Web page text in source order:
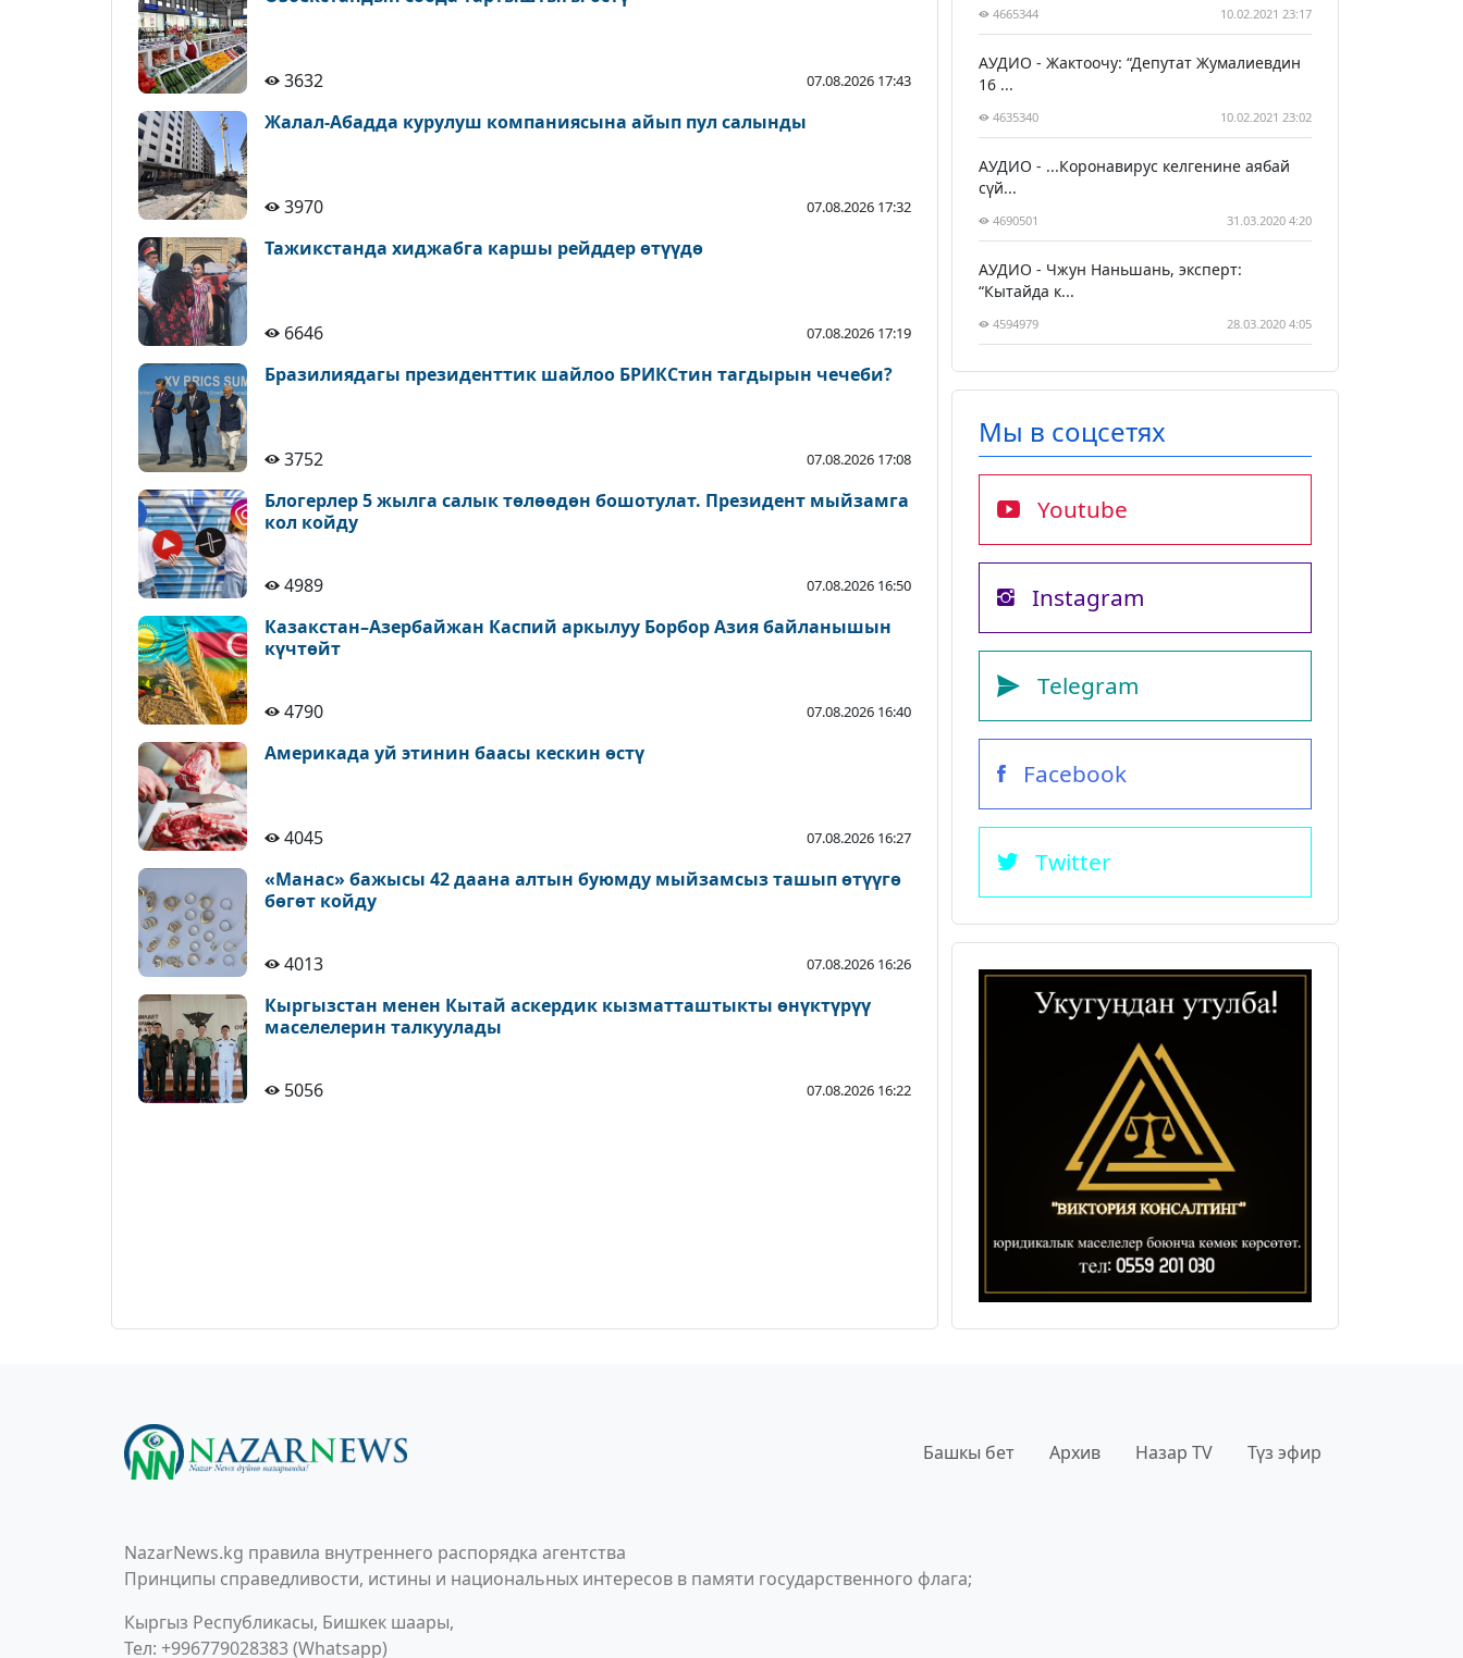
3632 07.08.2026 17:43
Жалал-Абадда курулуш компаниясына айып пул салынды
3970 07.08.2026 17:32
Тажикстанда хиджабга каршы рейддер өтүүдө
6646 07.08.2026 17:19
Бразилиядагы президенттик шайлоо БРИКСтин тагдырын чечеби?
3752 07.08.2026 17:08
Блогерлер 5 жылга салык төлөөдөн бошотулат. Президент мыйзамга
кол койду
4989 07.08.2026 16:50
Казакстан–Азербайжан Каспий аркылуу Борбор Азия байланышын
күчтөйт
4790 07.08.2026 16:40
Америкада уй этинин баасы кескин өстү
4045 07.08.2026 16:27
«Манас» бажысы 42 даана алтын буюмду мыйзамсыз ташып өтүүгө
бөгөт койду
4013 07.08.2026 16:26
Кыргызстан менен Кытай аскердик кызматташтыкты өнүктүрүү
маселелерин талкуулады
5056 07.08.2026 16:22
4665344 10.02.2021 23:17
АУДИО - Жактоочу: “Депутат Жумалиевдин
16 ...
4635340 10.02.2021 23:02
АУДИО - ...Коронавирус келгенине аябай
сүй...
4690501 31.03.2020 4:20
АУДИО - Чжун Наньшань, эксперт:
“Кытайда к...
4594979 28.03.2020 4:05
Мы в соцсетях
Youtube
Instagram
Telegram
Facebook
Twitter
Башкы бет Архив Назар TV Түз эфир
NazarNews.kg правила внутреннего распорядка агентства
Принципы справедливости, истины и национальных интересов в памяти государственного флага;
Кыргыз Республикасы, Бишкек шаары,
Тел: +996779028383 (Whatsapp)